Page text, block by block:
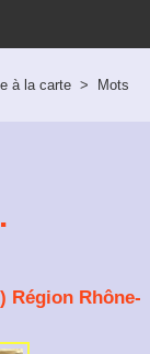
à la carte >
Mots
Région Rhône-